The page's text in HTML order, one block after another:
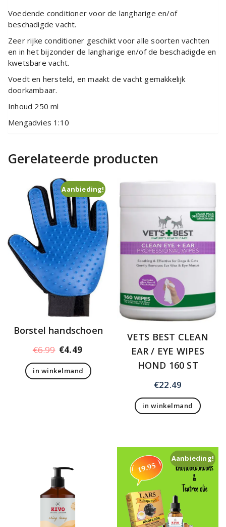
Voedende conditioner voor de langharige en/of
beschadigde vacht.
Zeer rijke conditioner geschikt voor alle soorten vachten
en in het bijzonder de langharige en/of de beschadigde en
kwetsbare vacht.
Voedt en hersteld, en maakt de vacht gemakkelijk
doorkambaar.
Inhoud 250 ml
Mengadvies 1:10
Gerelateerde producten
Aanbieding!
Borstel handschoen
€6.99 Oorspronkelijke
prijs
was:
€4.49
prijs
is:
in winkelmand
VETS BEST CLEAN
EAR / EYE WIPES
HOND 160 ST
€22.49
in winkelmand
Aanbieding!